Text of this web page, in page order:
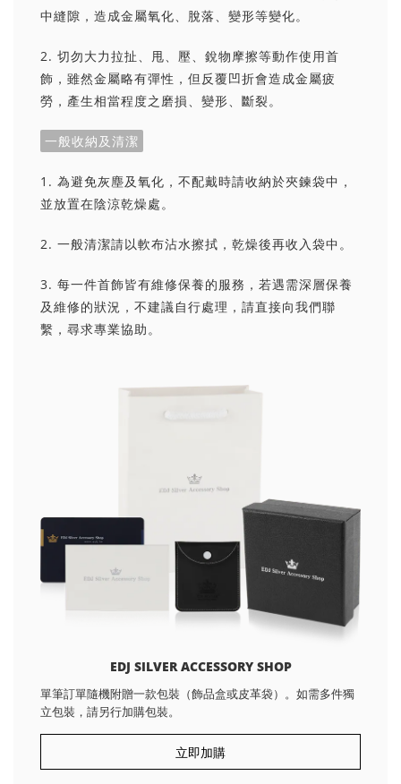
中縫隙，造成金屬氧化、脫落、變形等變化。
2. 切勿大力拉扯、甩、壓、銳物摩擦等動作使用首
飾，雖然金屬略有彈性，但反覆凹折會造成金屬疲
勞，產生相當程度之磨損、變形、斷裂。
一般收納及清潔
1. 為避免灰塵及氧化，不配戴時請收納於夾鍊袋中，
並放置在陰涼乾燥處。
2. 一般清潔請以軟布沾水擦拭，乾燥後再收入袋中。
3. 每一件首飾皆有維修保養的服務，若遇需深層保養
及維修的狀況，不建議自行處理，請直接向我們聯
繫，尋求專業協助。
EDJ SILVER ACCESSORY SHOP
單筆訂單隨機附贈一款包裝（飾品盒或皮革袋）。如需多件獨
立包裝，請另行加購包裝。
立即加購